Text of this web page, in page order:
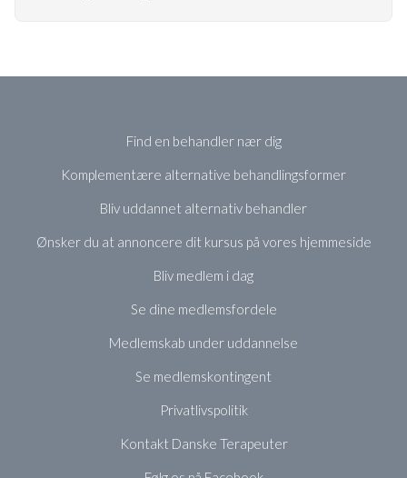
Find en behandler nær dig
Komplementære alternative behandlingsformer
Bliv uddannet alternativ behandler
Ønsker du at annoncere dit kursus på vores hjemmeside
Bliv medlem i dag
Se dine medlemsfordele
Medlemskab under uddannelse
Se medlemskontingent
Privatlivspolitik
Kontakt Danske Terapeuter